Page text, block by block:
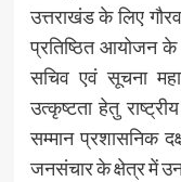
उत्तराखंड के लिए
प्रतिष्ठित आयोजन के
सचिव एवं सूचना
उत्कृष्टता हेतु
सम्मान प्रशासनिक
जनसंचार के क्षेत्र में